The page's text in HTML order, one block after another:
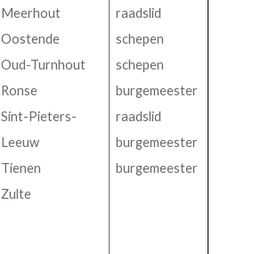
Meerhout
Oostende
Oud-Turnhout
Ronse
Sint-Pieters-
Leeuw
Tienen
Zulte
raadslid
schepen
schepen
burgemeester
raadslid
burgemeester
burgemeester